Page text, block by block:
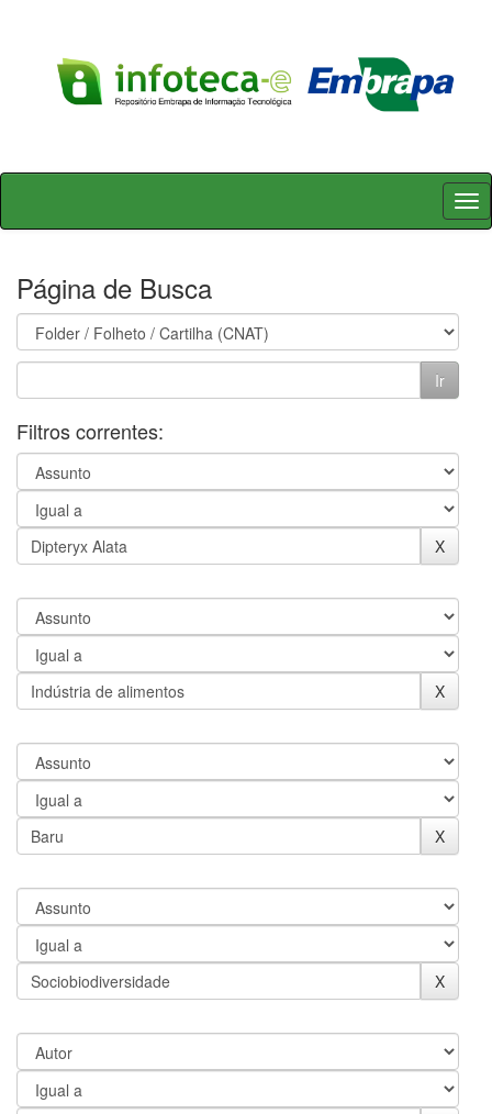
Skip
Página de Busca
Filtros correntes: